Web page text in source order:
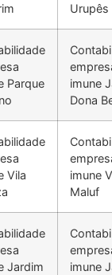
Urupês
Parque
imune
Dona
Vila
imune
Maluf
Jardim
imune